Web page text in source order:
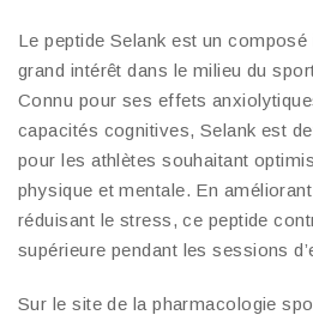
Le peptide Selank est un
grand intérêt dans le milieu du
Connu pour ses effets
capacités cognitives, Selank est
pour les athlètes souhaitant
physique et mentale. En
réduisant le stress, ce peptide
supérieure pendant les sessions
Sur le site de la pharmacologie